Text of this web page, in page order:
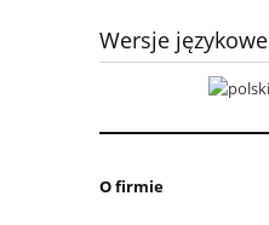
Wersje językowe
O firmie